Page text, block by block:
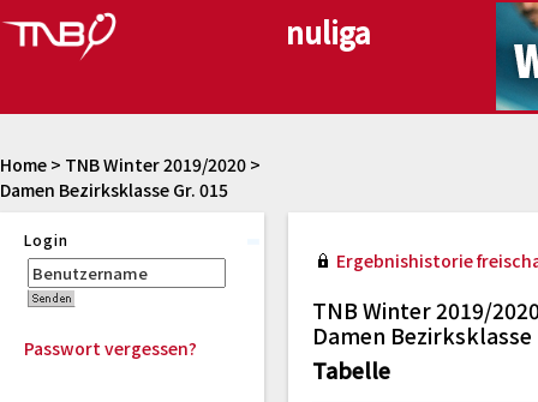
Damen Bezirksklasse Gr. 015
Home > TNB Winter 2019/2020 >
Login
Passwort vergessen?
Ergebnishistorie
TNB Winter 2019/
Damen Bezirksklasse
Tabelle